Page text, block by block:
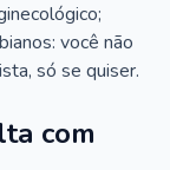
você não
só se quiser.
com